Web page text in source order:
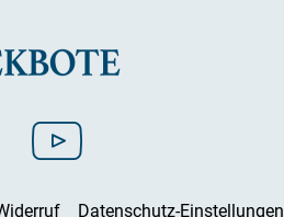
Datenschutz-Einstellungen